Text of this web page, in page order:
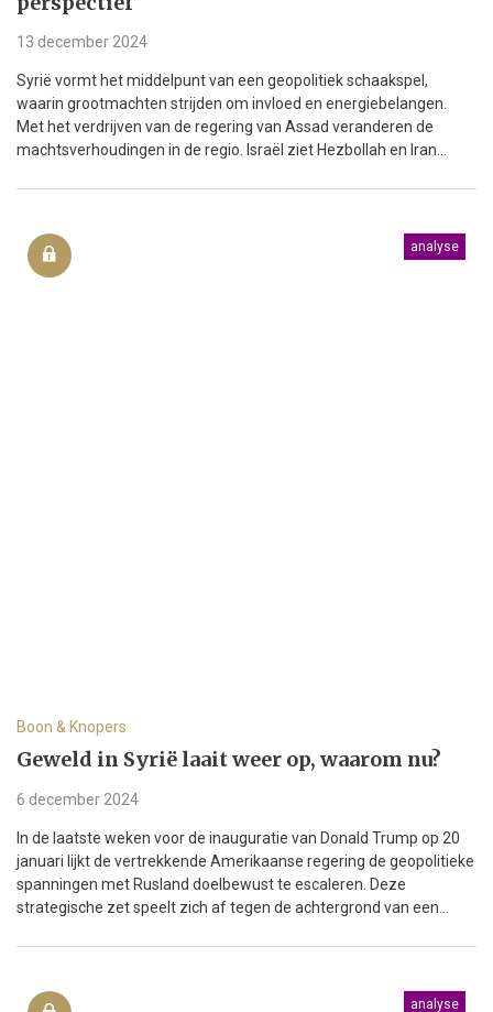
13 december 2024
Syrië vormt het middelpunt van een geopolitiek schaakspel,
waarin grootmachten strijden om invloed en energiebelangen.
Met het verdrijven van de regering van Assad veranderen de
machtsverhoudingen in de regio. Israël ziet Hezbollah en Iran...
analyse
Boon & Knopers
Geweld in Syrië laait weer op, waarom nu?
6 december 2024
In de laatste weken voor de inauguratie van Donald Trump op 20
januari lijkt de vertrekkende Amerikaanse regering de geopolitieke
spanningen met Rusland doelbewust te escaleren. Deze
strategische zet speelt zich af tegen de achtergrond van een...
analyse